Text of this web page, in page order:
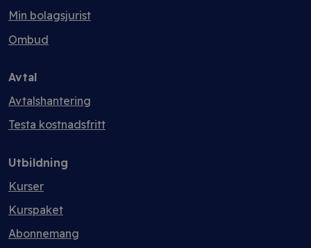
Min bolagsjurist
Ombud
Avtal
Avtalshantering
Testa kostnadsfritt
Utbildning
Kurser
Kurspaket
Abonnemang